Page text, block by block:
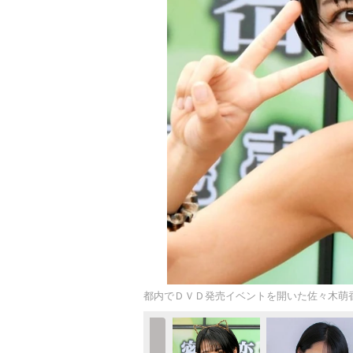
都内でＤＶＤ発売イベントを開いた佐々木萌